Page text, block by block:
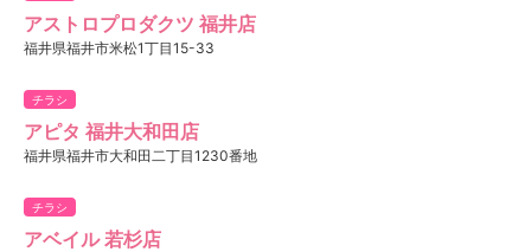
アストロプロダクツ 福井店
福井県福井市米松1丁目15-33
チラシ
アピタ 福井大和田店
福井県福井市大和田二丁目1230番地
チラシ
アベイル 若杉店